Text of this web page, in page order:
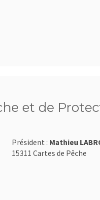
et de
Président : Mathieu
15311 Cartes de Pêche